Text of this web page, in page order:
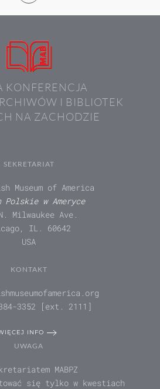
KONFERENCJA
I BIBLIOTEK
NA ZACHODZIE
SEKRETARIAT
Museum of America
Polskie w Ameryce
Milwaukee Ave.
IL. 60642
USA
KONTAKT
3352 [ext. 2111]
INFO
UWAGA
MABPZ
się tylko w kwestiach